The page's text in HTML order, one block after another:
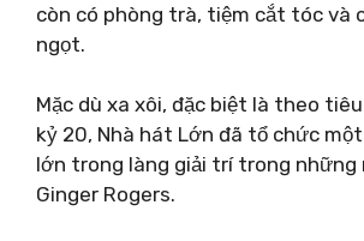
còn có phòng trà, tiệm cắt tóc và
ngọt.
Mặc dù xa xôi, đặc biệt là theo
kỷ 20, Nhà hát Lớn đã tổ chức
lớn trong làng giải trí trong những
Ginger Rogers.